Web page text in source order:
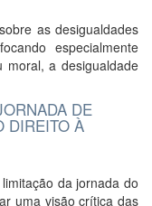
as desigualdades
especialmente
moral, a desigualdade
DE
DIREITO À
da jornada do
uma visão crítica das